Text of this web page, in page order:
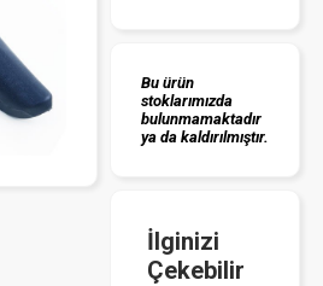
Bu ürün
stoklarımızda
bulunmamaktadır
ya da kaldırılmıştır.
İlginizi
Çekebilir